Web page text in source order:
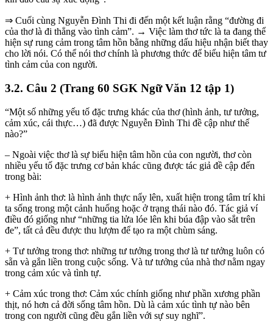
⇒ Cuối cùng Nguyễn Đình Thi đi đến một kết luận rằng “đường đi
của thơ là đi thẳng vào tình cảm”. → Việc làm thơ tức là ta đang thể
hiện sự rung cảm trong tâm hồn bằng những dấu hiệu nhận biết thay
cho lời nói. Có thể nói thơ chính là phương thức để biểu hiện tâm tư
tình cảm của con người.
3.2. Câu 2 (Trang 60 SGK Ngữ Văn 12 tập 1)
“Một số những yếu tố đặc trưng khác của thơ (hình ảnh, tư tưởng,
cảm xúc, cái thực…) đã được Nguyễn Đình Thi đề cập như thế
nào?”
– Ngoài việc thơ là sự biểu hiện tâm hồn của con người, thơ còn
nhiều yếu tố đặc trưng cơ bản khác cũng được tác giả đề cập đến
trong bài:
+ Hình ảnh thơ: là hình ảnh thực nẩy lên, xuất hiện trong tâm trí khi
ta sống trong một cảnh huống hoặc ở trạng thái nào đó. Tác giả ví
điều đó giống như “những tia lửa lóe lên khi búa đập vào sắt trên
đe”, tất cả đều được thu lượm để tạo ra một chùm sáng.
+ Tư tưởng trong thơ: những tư tưởng trong thơ là tư tưởng luôn có
sẵn và gắn liền trong cuộc sống. Và tư tưởng của nhà thơ nằm ngay
trong cảm xúc và tình tự.
+ Cảm xúc trong thơ: Cảm xúc chính giống như phần xương phần
thịt, nó hơn cả đời sống tâm hồn. Dù là cảm xúc tình tự nào bên
trong con người cũng đều gắn liền với sự suy nghĩ”.